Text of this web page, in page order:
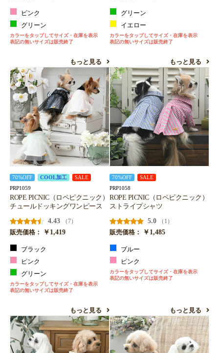
ピンク
グリーン
カラーをタップしてサイズ・在庫を表示
表記の無いサイズは販売終了
もっと見る
グリーン
イエロー
カラーをタップしてサイズ・在庫を表示
表記の無いサイズは販売終了
もっと見る
70%OFF COOL加工 SALE
PRP1059
ROPE PICNIC（ロペピクニック）
チュールドッキングワンピース
4.43
（7）
販売価格：
￥1,419
ブラック
ピンク
グリーン
カラーをタップしてサイズ・在庫を表示
表記の無いサイズは販売終了
もっと見る
70%OFF SALE
PRP1058
ROPE PICNIC（ロペピクニック）
ストライプシャツ
5.0
（1）
販売価格：
￥1,485
ブルー
ピンク
カラーをタップしてサイズ・在庫を表示
表記の無いサイズは販売終了
もっと見る